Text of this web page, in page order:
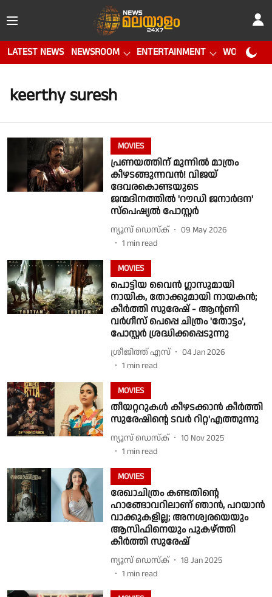
LATEST NEWS NEWSROOM ENTERTAINMENT WORLD CUP
keerthy suresh
MOVIES
പ്രണയത്തിന് മുന്നിൽ മാത്രം
കീഴടങ്ങുന്നവൻ! വിജയ്
ദേവരകൊണ്ടയുടെ
ജന്മദിനത്തിൽ 'റൗഡി ജനാർദന'
സ്പെഷ്യൽ പോസ്റ്റർ
ന്യൂസ് ഡെസ്ക്
09 May 2026
1 min read
MOVIES
പൊട്ടിയ വൈൻ ഗ്ലാസുമായി
നായിക, തോക്കുമായി നായകൻ;
കീർത്തി സുരേഷ് - ആന്റണി
വർഗീസ് പെപ്പെ ചിത്രം 'തോട്ടം',
പോസ്റ്റർ ശ്രദ്ധിക്കപ്പെടുന്നു
ശ്രീജിത്ത് എസ്
04 Jan 2026
1 min read
MOVIES
തീയറ്ററുകൾ കീഴടക്കാൻ കീർത്തി
സുരേഷിൻ്റെ ടവർ റിറ്റ'എത്തുന്നു
ന്യൂസ് ഡെസ്ക്
10 Nov 2025
1 min read
MOVIES
രേഖാചിത്രം കണ്ടതിന്റെ
ഹാങ്ങോവറിലാണ് ഞാന്‍, പറയാന്‍
വാക്കുകളില്ല; അനശ്വരയെയും
ആസിഫിനെയും പുകഴ്ത്തി
കീര്‍ത്തി സുരേഷ്
ന്യൂസ് ഡെസ്ക്
18 Jan 2025
1 min read